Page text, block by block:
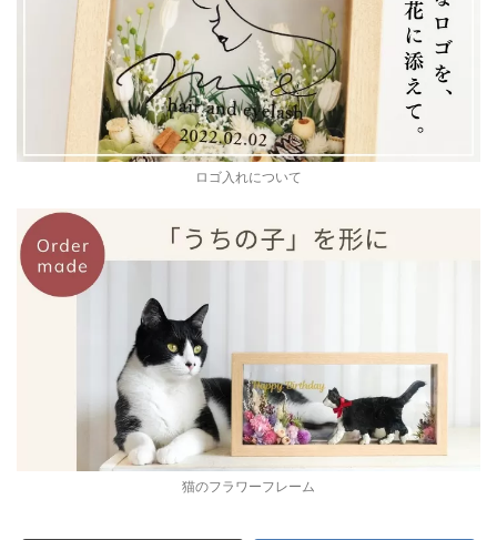
ロゴ入れについて
猫のフラワーフレーム